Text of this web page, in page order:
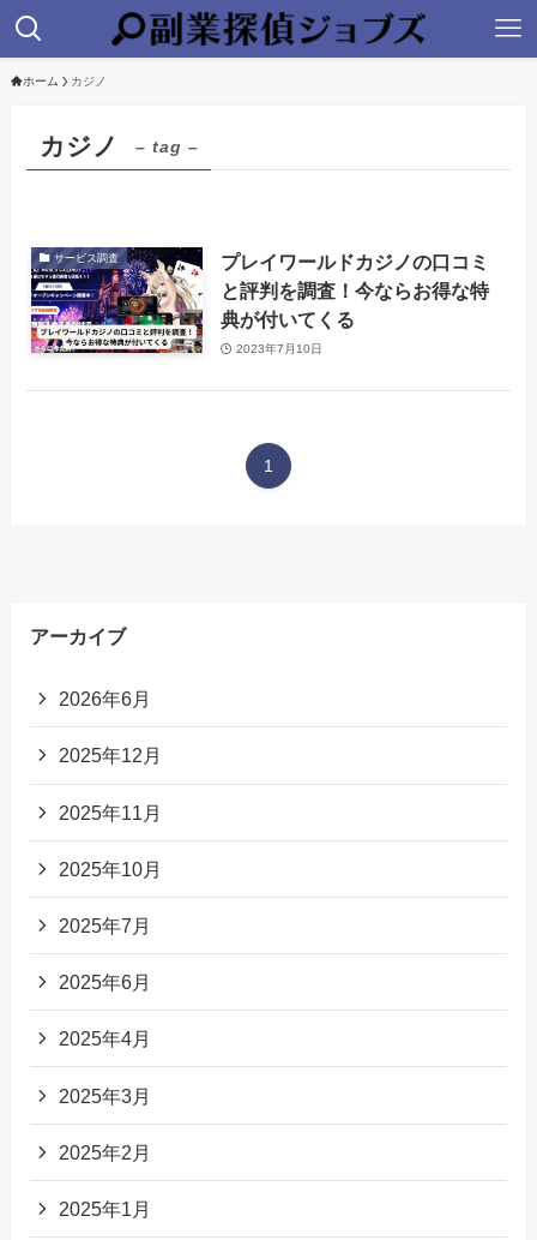
ホーム カジノ
カジノ – tag –
サービス調査
プレイワールドカジノの口コミ
と評判を調査！今ならお得な特
典が付いてくる
2023年7月10日
1
アーカイブ
2026年6月
2025年12月
2025年11月
2025年10月
2025年7月
2025年6月
2025年4月
2025年3月
2025年2月
2025年1月